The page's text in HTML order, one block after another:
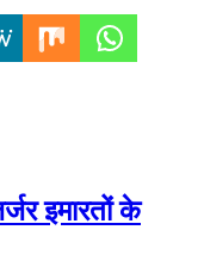
इमारतों के